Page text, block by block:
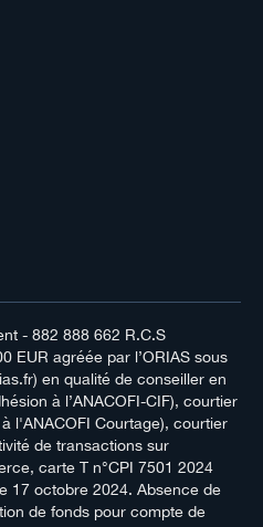
- 882 888 662 R.C.S
EUR agréée par l’ORIAS sous
en qualité de conseiller en
à l’ANACOFI-CIF), courtier
l'ANACOFI Courtage), courtier
de transactions sur
carte T n°CPI 7501 2024
17 octobre 2024. Absence de
de fonds pour compte de